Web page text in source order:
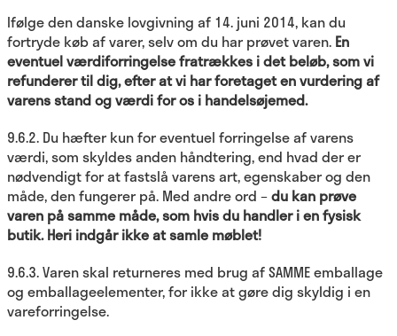
Ifølge den danske lovgivning af 14. juni 2014, kan du
fortryde køb af varer, selv om du har prøvet varen. En
eventuel værdiforringelse fratrækkes i det beløb, som vi
refunderer til dig, efter at vi har foretaget en vurdering af
varens stand og værdi for os i handelsøjemed.
9.6.2. Du hæfter kun for eventuel forringelse af varens
værdi, som skyldes anden håndtering, end hvad der er
nødvendigt for at fastslå varens art, egenskaber og den
måde, den fungerer på. Med andre ord –du kan prøve
varen på samme måde, som hvis du handler i en fysisk
butik. Heri indgår ikke at samle møblet!
9.6.3. Varen skal returneres med brug af SAMME emballage
og emballageelementer, for ikke at gøre dig skyldig i en
vareforringelse.